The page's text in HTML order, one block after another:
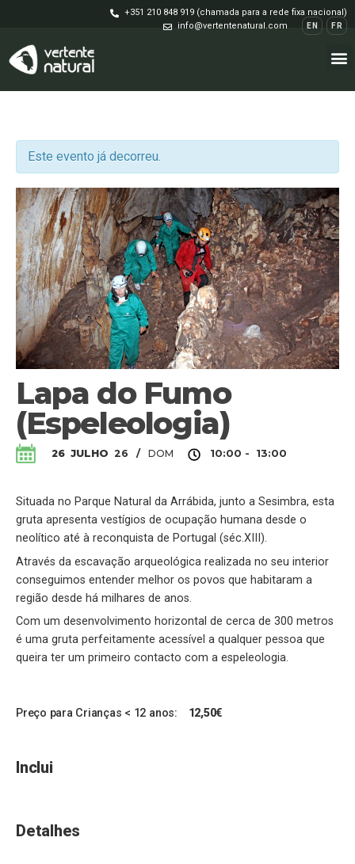
+351 210 848 919 (chamada para a rede fixa nacional)
info@vertentenatural.com
EN FR
Este evento já decorreu.
Lapa do Fumo
(Espeleologia)
26 JULHO 26 / DOM 10:00 - 13:00
Situada no Parque Natural da Arrábida, junto a Sesimbra, esta
gruta apresenta vestígios de ocupação humana desde o
neolítico até à reconquista de Portugal (séc.XIII).
Através da escavação arqueológica realizada no seu interior
conseguimos entender melhor os povos que habitaram a
região desde há milhares de anos.
Com um desenvolvimento horizontal de cerca de 300 metros
é uma gruta perfeitamente acessível a qualquer pessoa que
queira ter um primeiro contacto com a espeleologia.
Preço para Crianças < 12 anos: 12,50€
Inclui
Detalhes